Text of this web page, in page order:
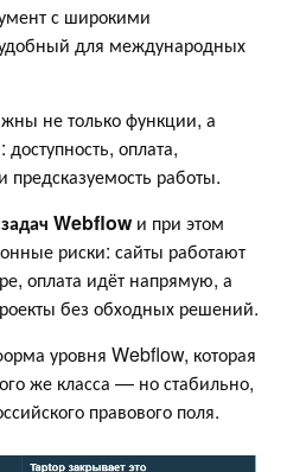
с широкими
для международных
не только функции, а
оплата,
предсказуемость работы.
Webflowи при этом
риски: сайты работают
оплата идёт напрямую, а
без обходных решений.
уровня Webflow, которая
же класса — но стабильно,
правового поля.